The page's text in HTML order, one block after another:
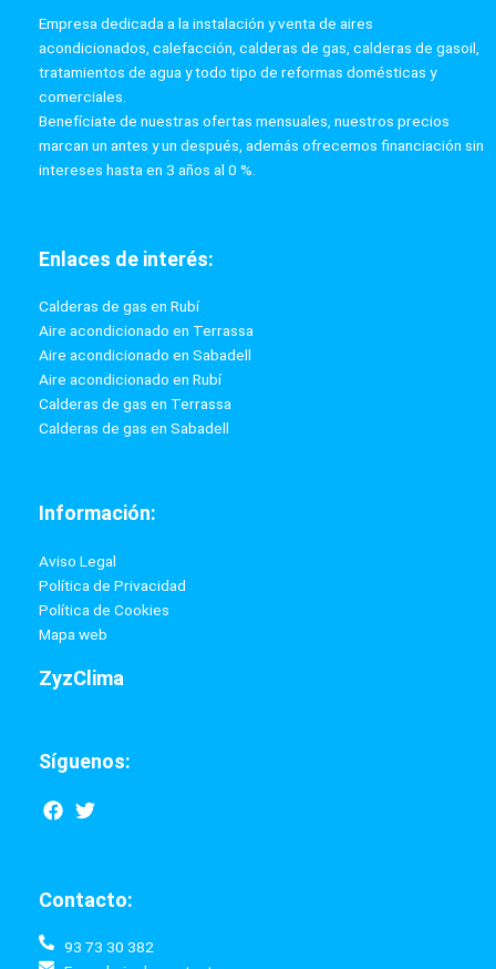
Empresa dedicada a la instalación y venta de aires
acondicionados, calefacción, calderas de gas, calderas de gasoil,
tratamientos de agua y todo tipo de reformas domésticas y
comerciales.
Benefíciate de nuestras ofertas mensuales, nuestros precios
marcan un antes y un después, además ofrecemos financiación sin
intereses hasta en 3 años al 0 %.
Enlaces de interés:
Calderas de gas en Rubí
Aire acondicionado en Terrassa
Aire acondicionado en Sabadell
Aire acondicionado en Rubí
Calderas de gas en Terrassa
Calderas de gas en Sabadell
Información:
Aviso Legal
Política de Privacidad
Política de Cookies
Mapa web
ZyzClima
Síguenos:
F
a
o
k
T
w
e
Contacto:
93 73 30 382